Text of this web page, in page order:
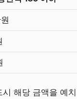
해당 금액을 예치